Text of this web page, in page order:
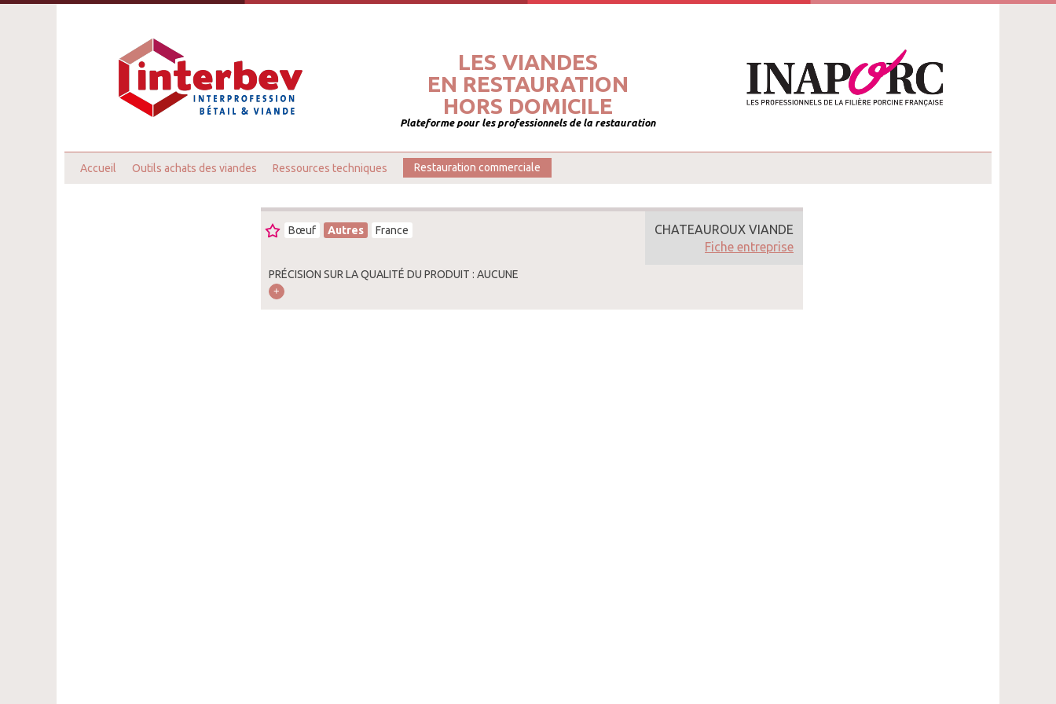
LES VIANDES
EN RESTAURATION
HORS DOMICILE
Plateforme pour les professionnels de la restauration
Accueil Outils achats des viandes Ressources techniques Restauration commerciale
Bœuf Autres France
PRÉCISION SUR LA QUALITÉ DU PRODUIT : AUCUNE
CHATEAUROUX VIANDE
Fiche entreprise